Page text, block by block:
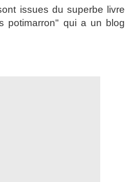
issues du superbe livre
potimarron" qui a un blog